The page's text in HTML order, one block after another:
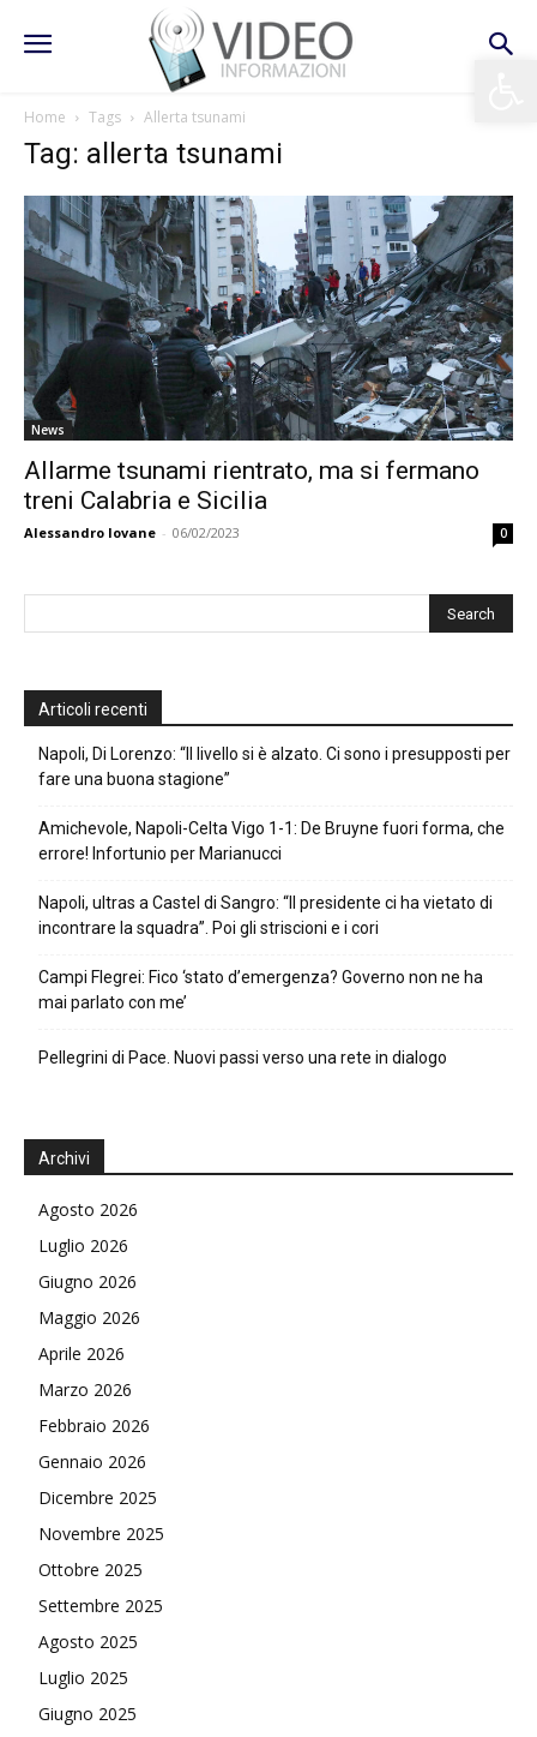
Home Tags Allerta tsunami
Tag: allerta tsunami
News
Allarme tsunami rientrato, ma si fermano
treni Calabria e Sicilia
Alessandro Iovane - 06/02/2023 0
Articoli recenti
Napoli, Di Lorenzo: “Il livello si è alzato. Ci sono i presupposti per
fare una buona stagione”
Amichevole, Napoli-Celta Vigo 1-1: De Bruyne fuori forma, che
errore! Infortunio per Marianucci
Napoli, ultras a Castel di Sangro: “Il presidente ci ha vietato di
incontrare la squadra”. Poi gli striscioni e i cori
Campi Flegrei: Fico ‘stato d’emergenza? Governo non ne ha
mai parlato con me’
Pellegrini di Pace. Nuovi passi verso una rete in dialogo
Archivi
Agosto 2026
Luglio 2026
Giugno 2026
Maggio 2026
Aprile 2026
Marzo 2026
Febbraio 2026
Gennaio 2026
Dicembre 2025
Novembre 2025
Ottobre 2025
Settembre 2025
Agosto 2025
Luglio 2025
Giugno 2025